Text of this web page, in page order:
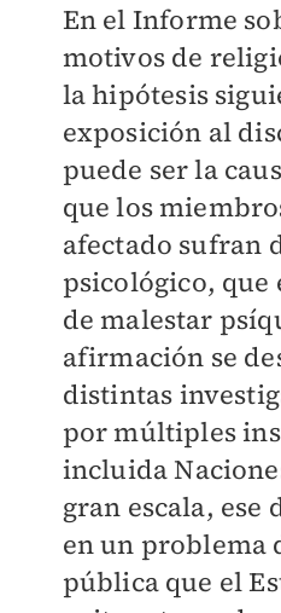
En el Informe
motivos de
la hipótesis
exposición al
puede ser la
que los
afectado sufran
psicológico, que
de malestar
afirmación se
distintas
por múltiples
incluida
gran escala, ese
en un problema
pública que el